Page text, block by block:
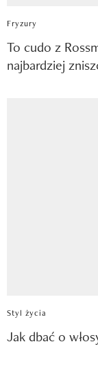
Fryzury
To cudo z
najbardziej
Styl życia
Jak dbać o